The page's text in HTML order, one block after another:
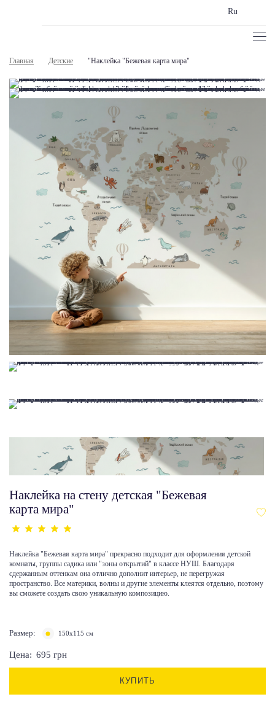
Ru
Главная Детские "Наклейка "Бежевая карта мира"
Наклейка на стену детская "Бежевая
карта мира"
Наклейка "Бежевая карта мира" прекрасно подходит для оформления детской
комнаты, группы садика или "зоны открытий" в классе НУШ. Благодаря
сдержанным оттенкам она отлично дополнит интерьер, не перегружая
пространство. Все материки, волны и другие элементы клеятся отдельно, поэтому
вы сможете создать свою уникальную композицию.
Размер: 150х115 см
Цена: 695 грн
КУПИТЬ